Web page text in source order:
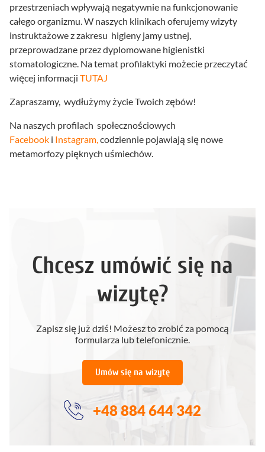
przestrzeniach wpływają negatywnie na funkcjonowanie
całego organizmu. W naszych klinikach oferujemy wizyty
instruktażowe z zakresu higieny jamy ustnej,
przeprowadzane przez dyplomowane higienistki
stomatologiczne. Na temat profilaktyki możecie przeczytać
więcej informacji TUTAJ
Zapraszamy, wydłużymy życie Twoich zębów!
Na naszych profilach społecznościowych
Facebook i Instagram,codziennie pojawiają się nowe
metamorfozy pięknych uśmiechów.
Chcesz umówić się na
wizytę?
Zapisz się już dziś! Możesz to zrobić za pomocą
formularza lub telefonicznie.
Umów się na wizytę
+48 884 644 342